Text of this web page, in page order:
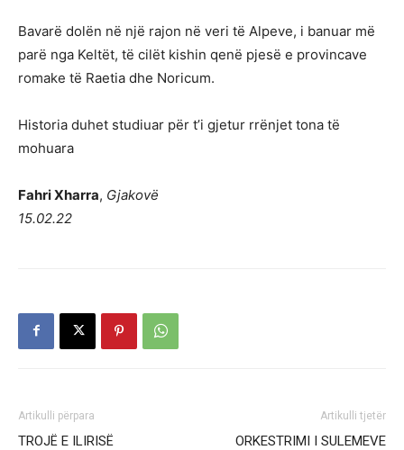
Bavarë dolën në një rajon në veri të Alpeve, i banuar më
parë nga Keltët, të cilët kishin qenë pjesë e provincave
romake të Raetia dhe Noricum.
Historia duhet studiuar për t’i gjetur rrënjet tona të
mohuara
Fahri Xharra, Gjakovë
15.02.22
Artikulli përpara
TROJË E ILIRISË
Artikulli tjetër
ORKESTRIMI I SULEMEVE